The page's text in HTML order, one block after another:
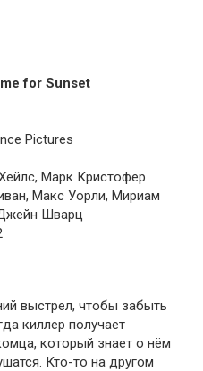
for Sunset
Pictures
Марк Кристофер
Макс Уорли, Мириам
Шварц
выстрел, чтобы забыть
киллер получает
который знает о нём
Кто-то на другом